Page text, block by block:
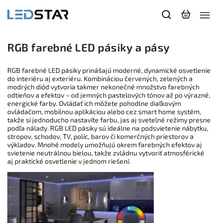
RGB farebné LED pásiky a pásy
RGB farebné LED pásiky prinášajú moderné, dynamické osvetlenie
do interiéru aj exteriéru. Kombináciou červených, zelených a
modrých diód vytvoria takmer nekonečné množstvo farebných
odtieňov a efektov – od jemných pastelových tónov až po výrazné,
energické farby. Ovládať ich môžete pohodlne diaľkovým
ovládačom, mobilnou aplikáciou alebo cez smart home systém,
takže si jednoducho nastavíte farbu, jas aj svetelné režimy presne
podľa nálady. RGB LED pásiky sú ideálne na podsvietenie nábytku,
stropov, schodov, TV, políc, barov či komerčných priestorov a
výkladov. Mnohé modely umožňujú okrem farebných efektov aj
svietenie neutrálnou bielou, takže zvládnu vytvoriť atmosférické
aj praktické osvetlenie v jednom riešení.